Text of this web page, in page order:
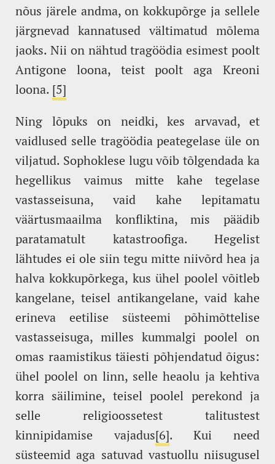
nõus järele andma, on kokkupõrge ja sellele
järgnevad kannatused vältimatud mõlema
jaoks. Nii on nähtud tragöödia esimest poolt
Antigone loona, teist poolt aga Kreoni
loona. [5]
Ning lõpuks on neidki, kes arvavad, et
vaidlused selle tragöödia peategelase üle on
viljatud. Sophoklese lugu võib tõlgendada ka
hegellikus vaimus mitte kahe tegelase
vastasseisuna, vaid kahe lepitamatu
väärtusmaailma konfliktina, mis päädib
paratamatult katastroofiga. Hegelist
lähtudes ei ole siin tegu mitte niivõrd hea ja
halva kokkupõrkega, kus ühel poolel võitleb
kangelane, teisel antikangelane, vaid kahe
erineva eetilise süsteemi põhimõttelise
vastasseisuga, milles kummalgi poolel on
omas raamistikus täiesti põhjendatud õigus:
ühel poolel on linn, selle heaolu ja kehtiva
korra säilimine, teisel poolel perekond ja
selle religioossetest talitustest
kinnipidamise vajadus[6]. Kui need
süsteemid aga satuvad vastuollu niisugusel